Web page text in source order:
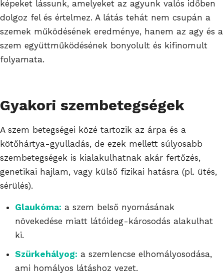
képeket lássunk, amelyeket az agyunk valós időben
dolgoz fel és értelmez. A látás tehát nem csupán a
szemek működésének eredménye, hanem az agy és a
szem együttműködésének bonyolult és kifinomult
folyamata.
Gyakori szembetegségek
A szem betegségei közé tartozik az árpa és a
kötőhártya-gyulladás, de ezek mellett súlyosabb
szembetegségek is kialakulhatnak akár fertőzés,
genetikai hajlam, vagy külső fizikai hatásra (pl. ütés,
sérülés).
Glaukóma: a szem belső nyomásának
növekedése miatt látóideg-károsodás alakulhat
ki.
Szürkehályog: a szemlencse elhomályosodása,
ami homályos látáshoz vezet.